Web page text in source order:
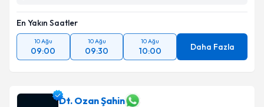
En Yakın Saatler
10 Ağu
09:00
10 Ağu
09:30
10 Ağu
10:00 Daha Fazla
Dt. Ozan Şahin